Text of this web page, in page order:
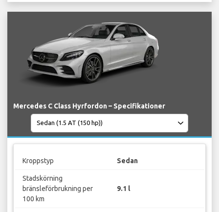
Mercedes C Class Hyrfordon – Specifikationer
Kroppstyp Sedan
Stadskörning
bränsleförbrukning per
100 km
9.1 l